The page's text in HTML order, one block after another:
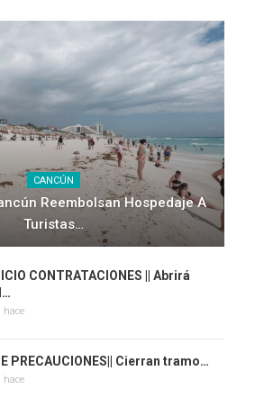
CANCÚN
Reembolsan Hospedaje A
Turistas…
CONTRATACIONES || Abrirá
hace
PRECAUCIONES|| Cierran tramo…
hace